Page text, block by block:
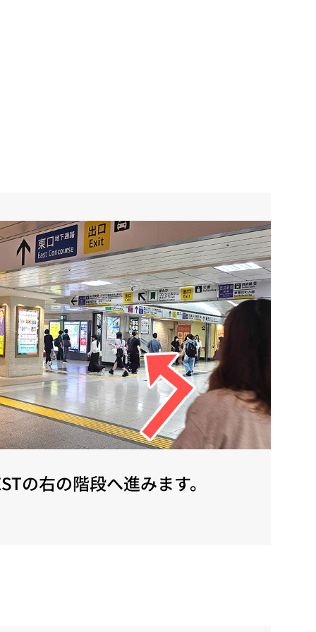
の右の階段へ進みます。